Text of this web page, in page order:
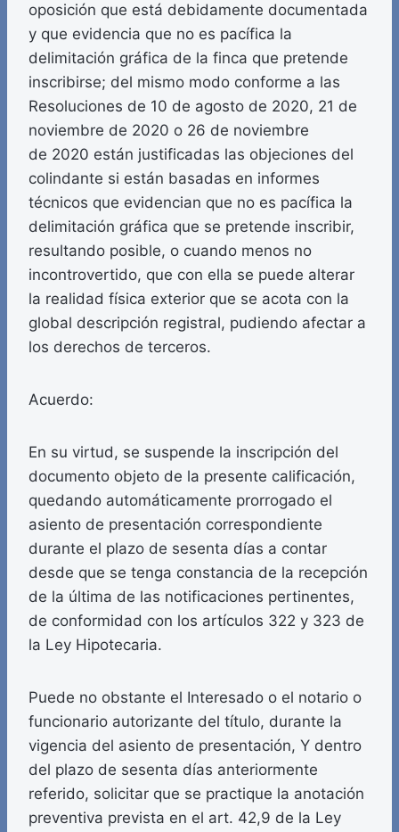
oposición que está debidamente documentada
y que evidencia que no es pacífica la
delimitación gráfica de la finca que pretende
inscribirse; del mismo modo conforme a las
Resoluciones de 10 de agosto de 2020, 21 de
noviembre de 2020 o 26 de noviembre
de 2020 están justificadas las objeciones del
colindante si están basadas en informes
técnicos que evidencian que no es pacífica la
delimitación gráfica que se pretende inscribir,
resultando posible, o cuando menos no
incontrovertido, que con ella se puede alterar
la realidad física exterior que se acota con la
global descripción registral, pudiendo afectar a
los derechos de terceros.
Acuerdo:
En su virtud, se suspende la inscripción del
documento objeto de la presente calificación,
quedando automáticamente prorrogado el
asiento de presentación correspondiente
durante el plazo de sesenta días a contar
desde que se tenga constancia de la recepción
de la última de las notificaciones pertinentes,
de conformidad con los artículos 322 y 323 de
la Ley Hipotecaria.
Puede no obstante el Interesado o el notario o
funcionario autorizante del título, durante la
vigencia del asiento de presentación, Y dentro
del plazo de sesenta días anteriormente
referido, solicitar que se practique la anotación
preventiva prevista en el art. 42,9 de la Ley